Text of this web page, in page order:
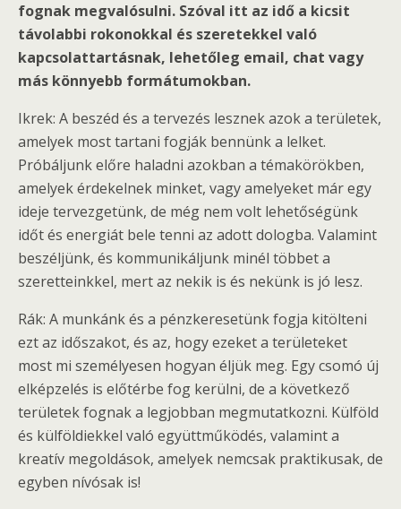
fognak megvalósulni. Szóval itt az idő a kicsit
távolabbi rokonokkal és szeretekkel való
kapcsolattartásnak, lehetőleg email, chat vagy
más könnyebb formátumokban.
Ikrek: A beszéd és a tervezés lesznek azok a területek,
amelyek most tartani fogják bennünk a lelket.
Próbáljunk előre haladni azokban a témakörökben,
amelyek érdekelnek minket, vagy amelyeket már egy
ideje tervezgetünk, de még nem volt lehetőségünk
időt és energiát bele tenni az adott dologba. Valamint
beszéljünk, és kommunikáljunk minél többet a
szeretteinkkel, mert az nekik is és nekünk is jó lesz.
Rák: A munkánk és a pénzkeresetünk fogja kitölteni
ezt az időszakot, és az, hogy ezeket a területeket
most mi személyesen hogyan éljük meg. Egy csomó új
elképzelés is előtérbe fog kerülni, de a következő
területek fognak a legjobban megmutatkozni. Külföld
és külföldiekkel való együttműködés, valamint a
kreatív megoldások, amelyek nemcsak praktikusak, de
egyben nívósak is!